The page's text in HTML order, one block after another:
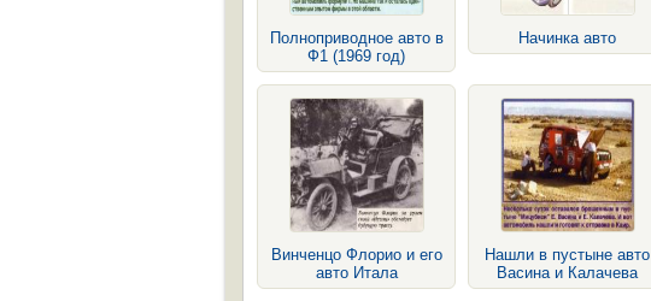
Полноприводное авто в
Ф1 (1969 год)
Начинка авто
Винченцо Флорио и его
авто Итала
Нашли в пустыне авто
Васина и Калачева